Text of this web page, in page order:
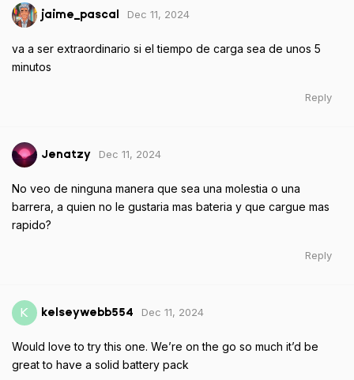
jaime_pascal Dec 11, 2024
va a ser extraordinario si el tiempo de carga sea de unos 5
minutos
Reply
Jenatzy Dec 11, 2024
No veo de ninguna manera que sea una molestia o una
barrera, a quien no le gustaria mas bateria y que cargue mas
rapido?
Reply
K kelseywebb554 Dec 11, 2024
Would love to try this one. We’re on the go so much it’d be
great to have a solid battery pack